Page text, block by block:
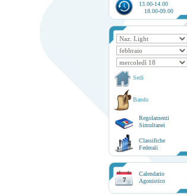
13.00-14.00
18.00-09.00
Sedi
Bando
Regolamenti
Simultanei
Classifiche
Federali
7
Calendario
Agonistico